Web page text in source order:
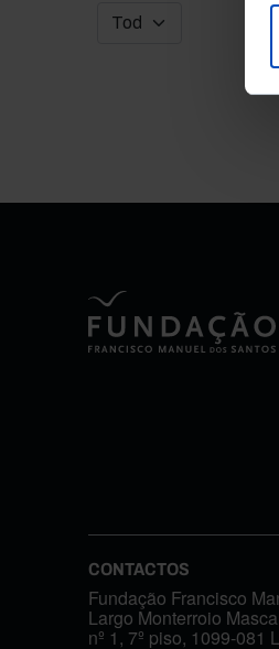
CONTACTOS
Fundação Francisco
Largo Monterroio
nº 1, 7º piso, 1099-081